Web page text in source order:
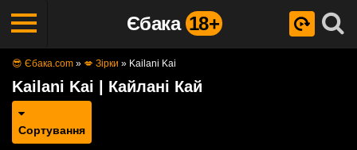
Єбака 18+
😎 Єбака.com » 💋 Зірки » Kailani Kai
Kailani Kai | Кайлані Кай
Сортування